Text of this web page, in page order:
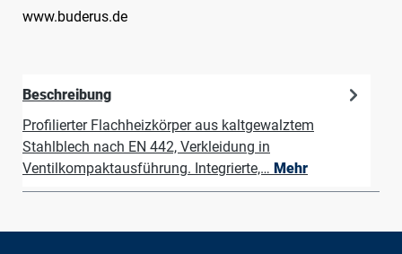
www.buderus.de
Beschreibung
Profilierter Flachheizkörper aus kaltgewalztem
Stahlblech nach EN 442, Verkleidung in
Ventilkompaktausführung. Integrierte,… Mehr